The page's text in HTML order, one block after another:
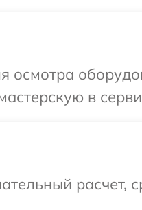
осмотра
в
расчет,